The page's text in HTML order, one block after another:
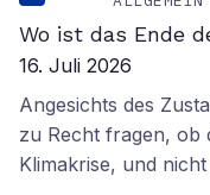
Wo ist das Ende
16. Juli 2026
Angesichts des
zu Recht fragen, ob
Klimakrise, und